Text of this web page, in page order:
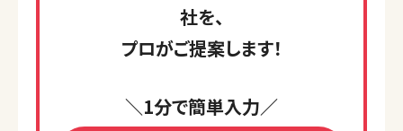
社を、
プロがご提案します！
＼1分で簡単入力／